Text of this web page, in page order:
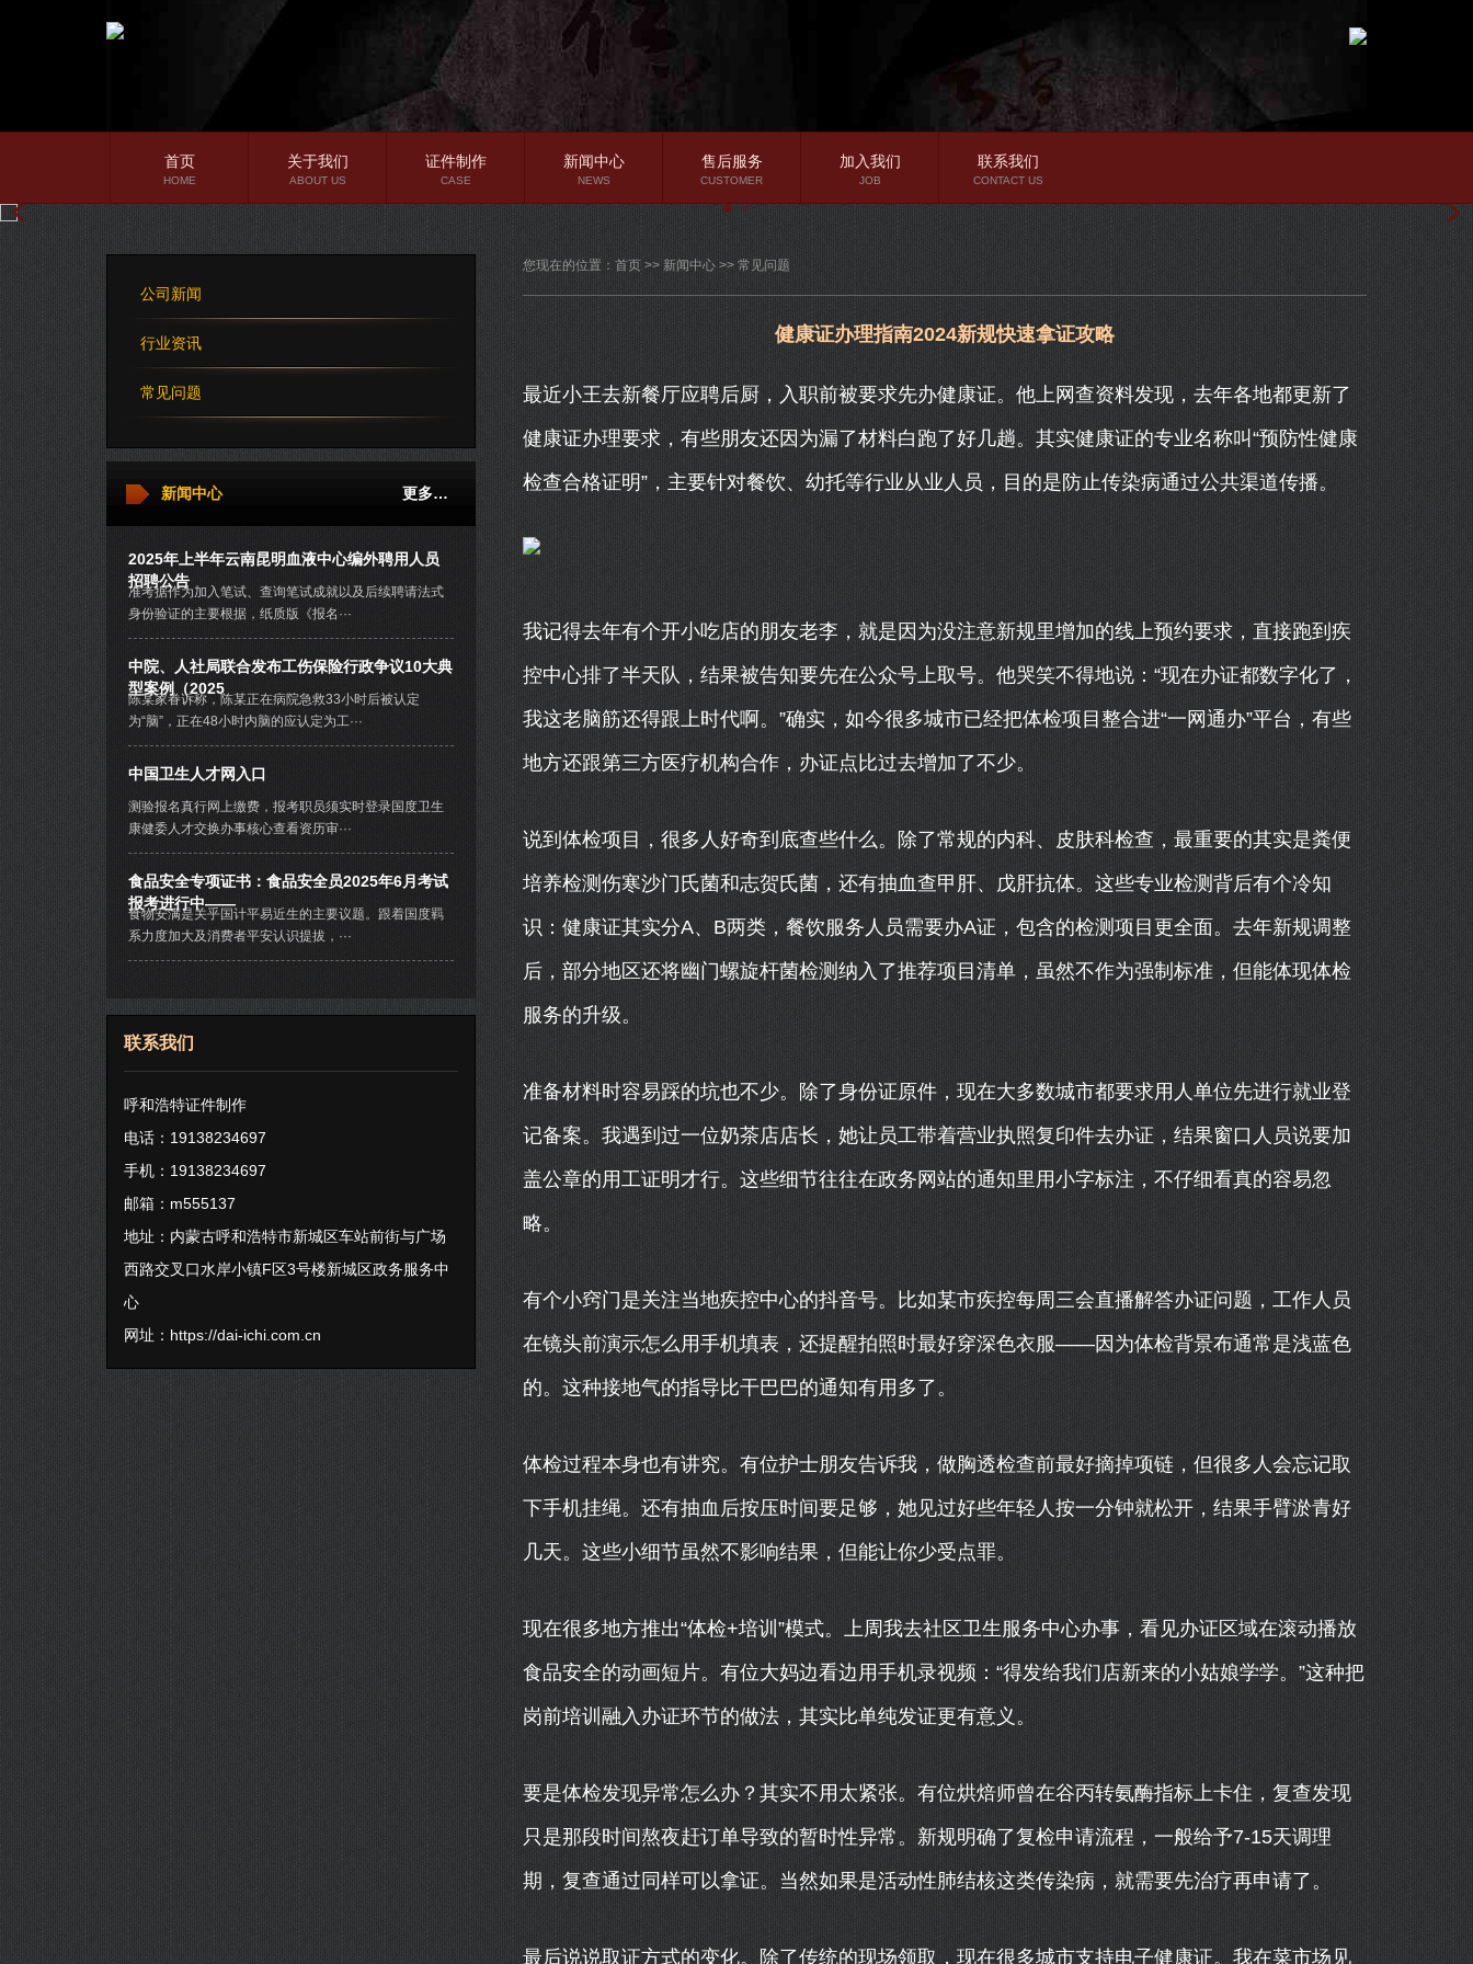
行业资讯
常见问题
首页
HOME
关于我们
ABOUT US
证件制作
CASE
新闻中心
NEWS
售后服务
CUSTOMER
加入我们
JOB
联系我们
CONTACT US
公司新闻
行业资讯
常见问题
更多…
新闻中心
2025年上半年云南昆明血液中心编外聘用人员
招聘公告
准考据作为加入笔试、查询笔试成就以及后续聘请法式
身份验证的主要根据，纸质版《报名···
中院、人社局联合发布工伤保险行政争议10大典
型案例（2025
陈某家眷诉称，陈某正在病院急救33小时后被认定
为“脑”，正在48小时内脑的应认定为工···
中国卫生人才网入口
测验报名真行网上缴费，报考职员须实时登录国度卫生
康健委人才交换办事核心查看资历审···
食品安全专项证书：食品安全员2025年6月考试
报考进行中——
食物安满是关乎国计平易近生的主要议题。跟着国度羁
系力度加大及消费者平安认识提拔，···
联系我们
呼和浩特证件制作
电话：19138234697
手机：19138234697
邮箱：m555137
地址：内蒙古呼和浩特市新城区车站前街与广场
西路交叉口水岸小镇F区3号楼新城区政务服务中
心
网址： https://dai-ichi.com.cn
您现在的位置： 首页 >> 新闻中心 >> 常见问题
健康证办理指南2024新规快速拿证攻略
最近小王去新餐厅应聘后厨，入职前被要求先办健康证。他上网查资料发现，去年各地都更新了
健康证办理要求，有些朋友还因为漏了材料白跑了好几趟。其实健康证的专业名称叫“预防性健康
检查合格证明”，主要针对餐饮、幼托等行业从业人员，目的是防止传染病通过公共渠道传播。
我记得去年有个开小吃店的朋友老李，就是因为没注意新规里增加的线上预约要求，直接跑到疾
控中心排了半天队，结果被告知要先在公众号上取号。他哭笑不得地说：“现在办证都数字化了，
我这老脑筋还得跟上时代啊。”确实，如今很多城市已经把体检项目整合进“一网通办”平台，有些
地方还跟第三方医疗机构合作，办证点比过去增加了不少。
说到体检项目，很多人好奇到底查些什么。除了常规的内科、皮肤科检查，最重要的其实是粪便
培养检测伤寒沙门氏菌和志贺氏菌，还有抽血查甲肝、戊肝抗体。这些专业检测背后有个冷知
识：健康证其实分A、B两类，餐饮服务人员需要办A证，包含的检测项目更全面。去年新规调整
后，部分地区还将幽门螺旋杆菌检测纳入了推荐项目清单，虽然不作为强制标准，但能体现体检
服务的升级。
准备材料时容易踩的坑也不少。除了身份证原件，现在大多数城市都要求用人单位先进行就业登
记备案。我遇到过一位奶茶店店长，她让员工带着营业执照复印件去办证，结果窗口人员说要加
盖公章的用工证明才行。这些细节往往在政务网站的通知里用小字标注，不仔细看真的容易忽
略。
有个小窍门是关注当地疾控中心的抖音号。比如某市疾控每周三会直播解答办证问题，工作人员
在镜头前演示怎么用手机填表，还提醒拍照时最好穿深色衣服——因为体检背景布通常是浅蓝色
的。这种接地气的指导比干巴巴的通知有用多了。
体检过程本身也有讲究。有位护士朋友告诉我，做胸透检查前最好摘掉项链，但很多人会忘记取
下手机挂绳。还有抽血后按压时间要足够，她见过好些年轻人按一分钟就松开，结果手臂淤青好
几天。这些小细节虽然不影响结果，但能让你少受点罪。
现在很多地方推出“体检+培训”模式。上周我去社区卫生服务中心办事，看见办证区域在滚动播放
食品安全的动画短片。有位大妈边看边用手机录视频：“得发给我们店新来的小姑娘学学。”这种把
岗前培训融入办证环节的做法，其实比单纯发证更有意义。
要是体检发现异常怎么办？其实不用太紧张。有位烘焙师曾在谷丙转氨酶指标上卡住，复查发现
只是那段时间熬夜赶订单导致的暂时性异常。新规明确了复检申请流程，一般给予7-15天调理
期，复查通过同样可以拿证。当然如果是活动性肺结核这类传染病，就需要先治疗再申请了。
最后说说取证方式的变化。除了传统的现场领取，现在很多城市支持电子健康证。我在菜市场见